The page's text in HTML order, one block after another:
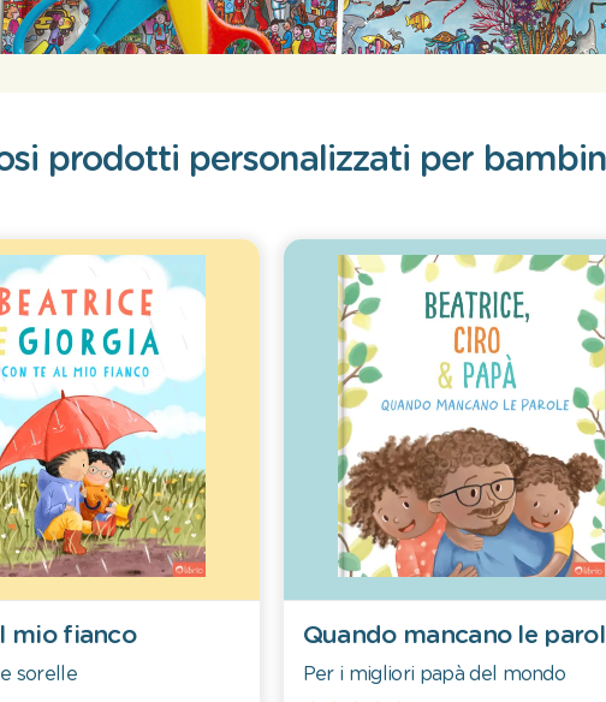
prodotti personalizzati per
mio fianco
sorelle
Quando mancano le
Per i migliori papà del mondo